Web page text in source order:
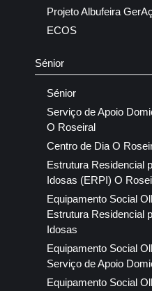
Projeto Albufeira
ECOS
Sénior
Sénior
Serviço de Apoio
O Roseiral
Centro de Dia O
Estrutura Residencial
Idosas (ERPI) O
Equipamento Social
Estrutura Residencial
Idosas
Equipamento Social
Serviço de Apoio
Equipamento Social